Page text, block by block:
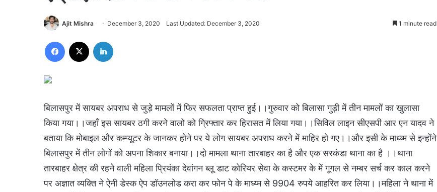
Ajit Mishra December 3, 2020 Last Updated: December 3, 2020 1 minute read
Facebook
बिलासपुर में सायबर अपराध से जुड़े मामलों में फिर सफलता प्राप्त हुई।।गुरुवार को बिलासा गुड़ी में तीन मामलों का खुलासा
किया गया।।जहाँ इस सायबर ठगी करने वालो को ग्रिफ्तार कर हिरासत में लिया गया।।सिविल लाइन सीएसपी आर एन यादव ने
बताया कि मोबाइल और कम्प्यूटर के जानकर होने पर ये लोग सायबर अपराध करने में माहिर हो गए।।और इसी के माध्य्म से इन्होंने
बिलासपुर में तीन लोगों को अपना शिकार बनाया।।दो मामला थाना तारबाहर का है और एक सरकंडा थाना का है ।।थाना
तारबाहर क्षेत्र की रहने वाली महिला प्रियंका देवांगन ब्लू डाट कोरियर सेवा के कस्टमर के में गूगल से नम्बर सर्च कर काल करने
पर अज्ञात व्यक्ति ने ऐनी डेस्क ऐप डॉउनलोड करा कर फोन पे के माध्य्म से 9904 रुपये आहरित कर लिया।।महिला ने थाना में